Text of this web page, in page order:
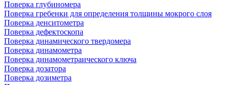
Поверка глубиномера
Поверка гребенки для определения толщины мокрого слоя
Поверка денситометра
Поверка дефектоскопа
Поверка динамического твердомера
Поверка динамометра
Поверка динамометраического ключа
Поверка дозатора
Поверка дозиметра